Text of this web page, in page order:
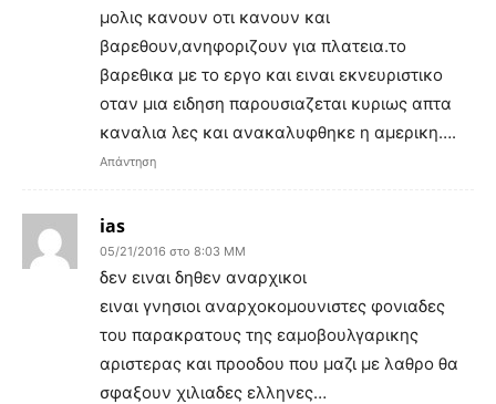
μολις κανουν οτι κανουν και
βαρεθουν,ανηφοριζουν για πλατεια.το
βαρεθικα με το εργο και ειναι εκνευριστικο
οταν μια ειδηση παρουσιαζεται κυριως απτα
καναλια λες και ανακαλυφθηκε η αμερικη….
Απάντηση
ias
05/21/2016 στο 8:03 ΜΜ
δεν ειναι δηθεν αναρχικοι
ειναι γνησιοι αναρχοκομουνιστες φονιαδες
του παρακρατους της εαμοβουλγαρικης
αριστερας και προοδου που μαζι με λαθρο θα
σφαξουν χιλιαδες ελληνες…